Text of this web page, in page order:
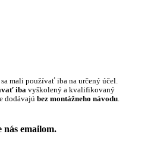
mali používať iba na určený účel.
iba vyškolený a kvalifikovaný
dodávajú bez montážneho návodu
emailom.